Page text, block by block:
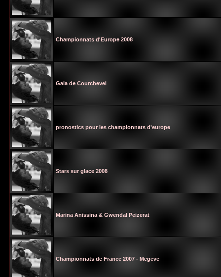
Championnats d'Europe 2008
Gala de Courchevel
pronostics pour les championnats d'europe
Stars sur glace 2008
Marina Anissina & Gwendal Peizerat
Championnats de France 2007 - Megeve